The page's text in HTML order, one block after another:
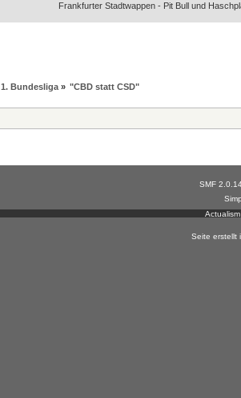
Frankfurter Stadtwappen - Pit Bull und
1. Bundesliga» "CBD statt CSD"
SMF
Seite erstellt